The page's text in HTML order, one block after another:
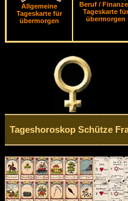
Allgemeine
Tageskarte für
übermorgen
Beruf /
Tageskarte für
übermorgen
Tageshoroskop Schütze